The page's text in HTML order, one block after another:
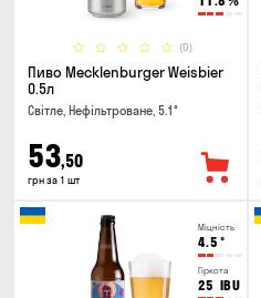
(0)
Пиво Mecklenburger Weisbier
0.5л
Світле, Нефільтроване, 5.1°
53,50
грн за 1 шт
Міцність
4.5 °
Гіркота
25 IBU